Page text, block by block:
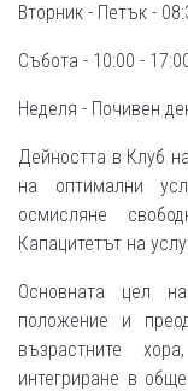
Вторник - Петък -
Събота - 10:00 -
Неделя - Почивен
Дейността в Клуб
на оптимални
осмисляне
Капацитетът на
Основната цел
положение и
възрастните
интегриране в